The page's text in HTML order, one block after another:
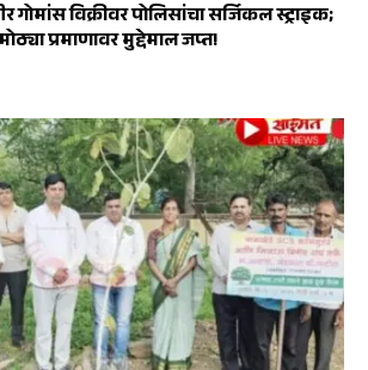
विक्रीवर पोलिसांचा सर्जिकल स्ट्राइक;
प्रमाणावर मुद्देमाल जप्त!